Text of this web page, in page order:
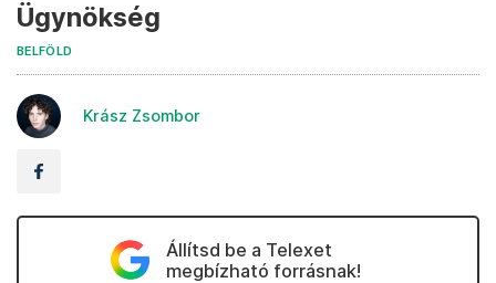
Ügynökség
BELFÖLD
Krász Zsombor
Állítsd be a Telexet
megbízható forrásnak!